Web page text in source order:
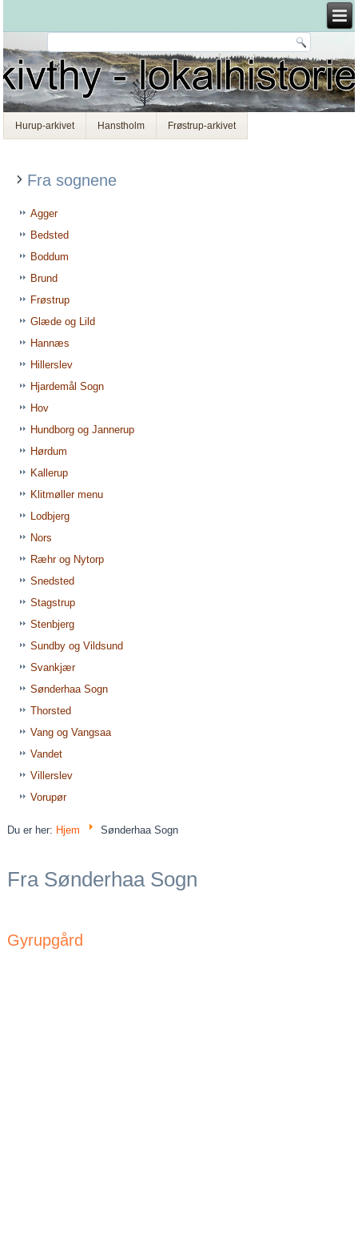
Hurup-arkivet Hanstholm Frøstrup-arkivet
Fra sognene
Agger
Bedsted
Boddum
Brund
Frøstrup
Glæde og Lild
Hannæs
Hillerslev
Hjardemål Sogn
Hov
Hundborg og Jannerup
Hørdum
Kallerup
Klitmøller menu
Lodbjerg
Nors
Ræhr og Nytorp
Snedsted
Stagstrup
Stenbjerg
Sundby og Vildsund
Svankjær
Sønderhaa Sogn
Thorsted
Vang og Vangsaa
Vandet
Villerslev
Vorupør
Du er her: Hjem Sønderhaa Sogn
Fra Sønderhaa Sogn
Gyrupgård